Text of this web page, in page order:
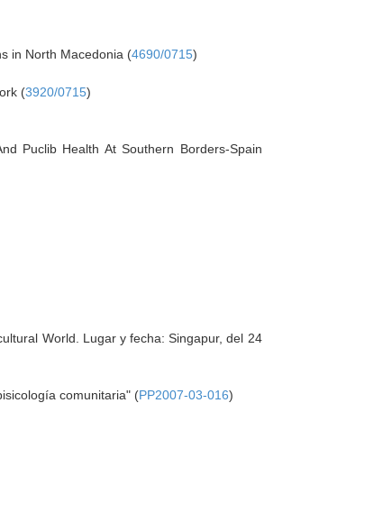
in North Macedonia (4690/0715)
(3920/0715)
Puclib Health At Southern Borders-Spain
World. Lugar y fecha: Singapur, del 24
comunitaria" (PP2007-03-016)